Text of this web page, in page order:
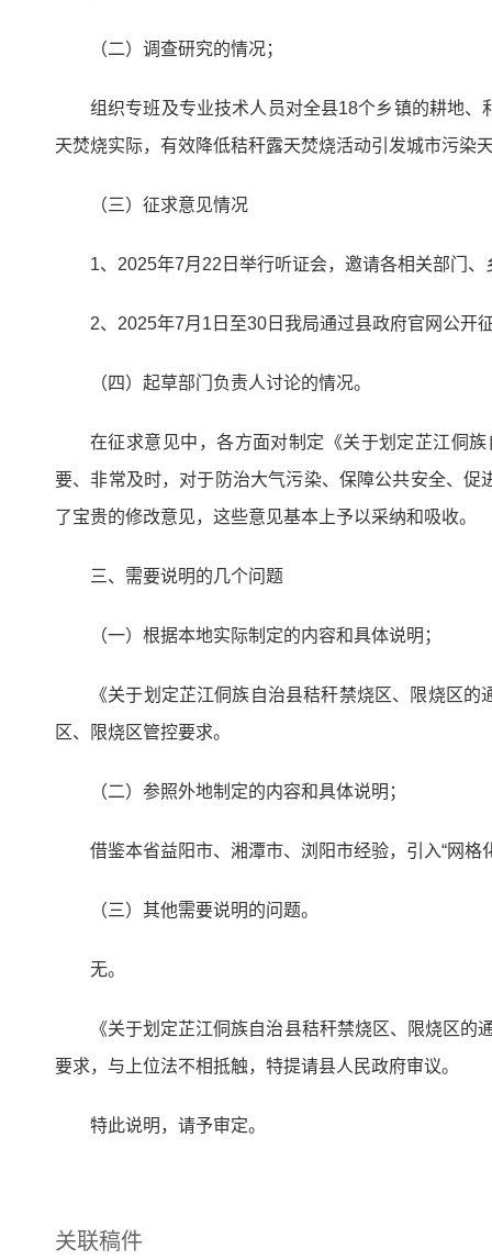
（二）调查研究的情况；
组织专班及专业技术人员对全县18个乡镇的耕地
天焚烧实际，有效降低秸秆露天焚烧活动引发城市污染
（三）征求意见情况
1、2025年7月22日举行听证会，邀请各相关部门
2、2025年7月1日至30日我局通过县政府官网公开
（四）起草部门负责人讨论的情况。
在征求意见中，各方面对制定《关于划定芷江侗
要、非常及时，对于防治大气污染、保障公共安全、
了宝贵的修改意见，这些意见基本上予以采纳和吸收。
三、需要说明的几个问题
（一）根据本地实际制定的内容和具体说明；
《关于划定芷江侗族自治县秸秆禁烧区、限烧区
区、限烧区管控要求。
（二）参照外地制定的内容和具体说明；
借鉴本省益阳市、湘潭市、浏阳市经验，引入“网
（三）其他需要说明的问题。
无。
《关于划定芷江侗族自治县秸秆禁烧区、限烧区
要求，与上位法不相抵触，特提请县人民政府审议。
特此说明，请予审定。
关联稿件